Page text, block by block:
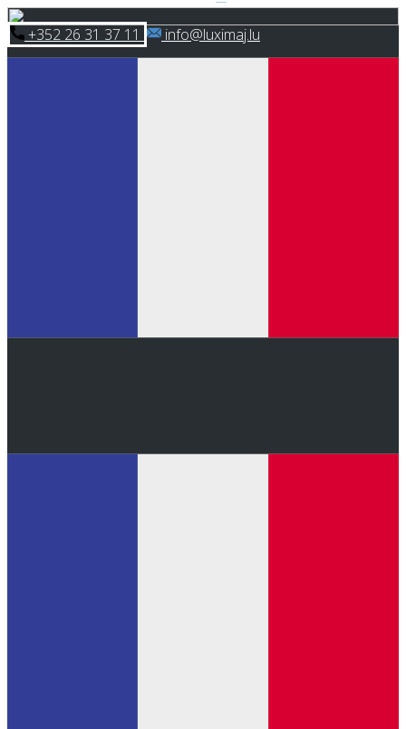
Skip
to
content
​+352 26 31 37 11 ​info@luximaj.lu